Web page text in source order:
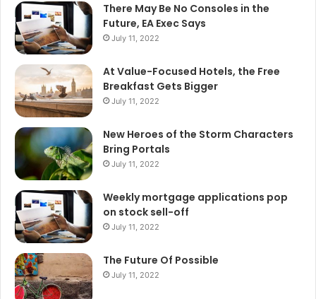
There May Be No Consoles in the
Future, EA Exec Says
July 11, 2022
At Value-Focused Hotels, the Free
Breakfast Gets Bigger
July 11, 2022
New Heroes of the Storm Characters
Bring Portals
July 11, 2022
Weekly mortgage applications pop
on stock sell-off
July 11, 2022
The Future Of Possible
July 11, 2022